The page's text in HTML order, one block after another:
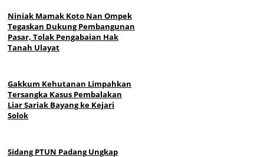
Niniak Mamak Koto Nan Ompek
Tegaskan Dukung Pembangunan
Pasar, Tolak Pengabaian Hak
Tanah Ulayat
Gakkum Kehutanan Limpahkan
Tersangka Kasus Pembalakan
Liar Sariak Bayang ke Kejari
Solok
Sidang PTUN Padang Ungkap